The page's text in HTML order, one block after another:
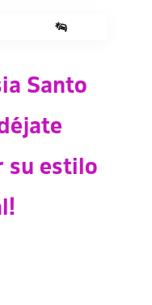
Santo
su estilo